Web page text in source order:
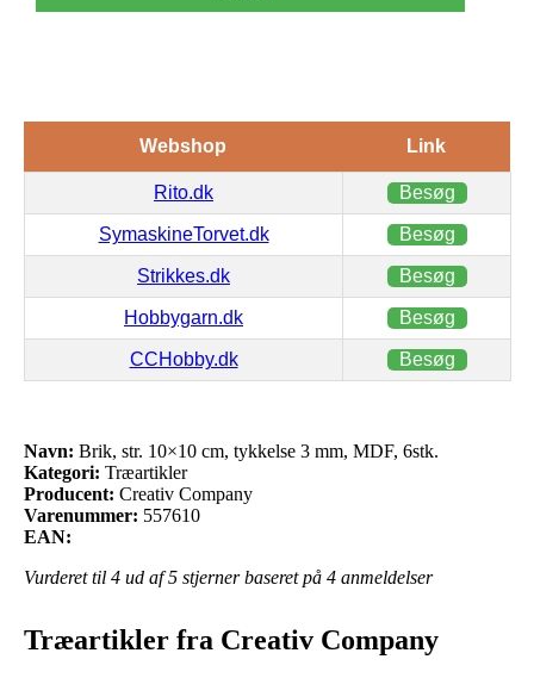
Webshop Link
Rito.dk Besøg
SymaskineTorvet.dk Besøg
Strikkes.dk Besøg
Hobbygarn.dk Besøg
CCHobby.dk Besøg
Navn: Brik, str. 10×10 cm, tykkelse 3 mm, MDF, 6stk.
Kategori: Træartikler
Producent: Creativ Company
Varenummer: 557610
EAN:
Vurderet til 4 ud af 5 stjerner baseret på 4 anmeldelser
Træartikler fra Creativ Company